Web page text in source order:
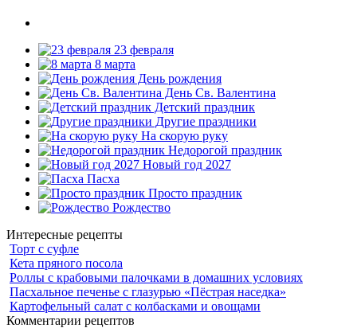
23 февраля
8 марта
День рождения
День Св. Валентина
Детский праздник
Другие праздники
На скорую руку
Недорогой праздник
Новый год 2027
Пасха
Просто праздник
Рождество
Интересные рецепты
Торт с суфле
Кета пряного посола
Роллы с крабовыми палочками в домашних условиях
Пасхальное печенье с глазурью «Пёстрая наседка»
Картофельный салат с колбасками и овощами
Комментарии рецептов